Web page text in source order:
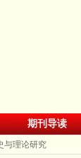
期刊导读
与理论研究